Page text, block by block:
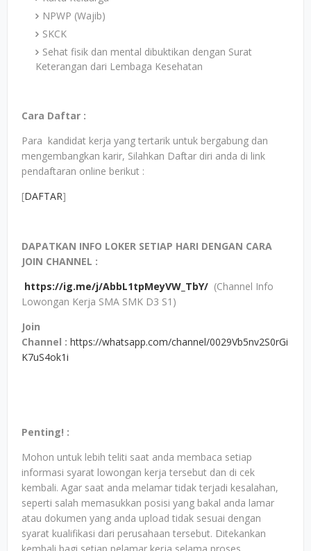
NPWP (Wajib)
SKCK
Sehat fisik dan mental dibuktikan dengan Surat
Keterangan dari Lembaga Kesehatan
Cara Daftar :
Para kandidat kerja yang tertarik untuk bergabung dan
mengembangkan karir, Silahkan Daftar diri anda di link
pendaftaran online berikut :
[DAFTAR]
DAPATKAN INFO LOKER SETIAP HARI DENGAN CARA
JOIN CHANNEL :
https://ig.me/j/AbbL1tpMeyVW_TbY/ (Channel Info
Lowongan Kerja SMA SMK D3 S1)
Join
Channel : https://whatsapp.com/channel/0029Vb5nv2S0rGi
K7uS4ok1i
Penting! :
Mohon untuk lebih teliti saat anda membaca setiap
informasi syarat lowongan kerja tersebut dan di cek
kembali. Agar saat anda melamar tidak terjadi kesalahan,
seperti salah memasukkan posisi yang bakal anda lamar
atau dokumen yang anda upload tidak sesuai dengan
syarat kualifikasi dari perusahaan tersebut. Ditekankan